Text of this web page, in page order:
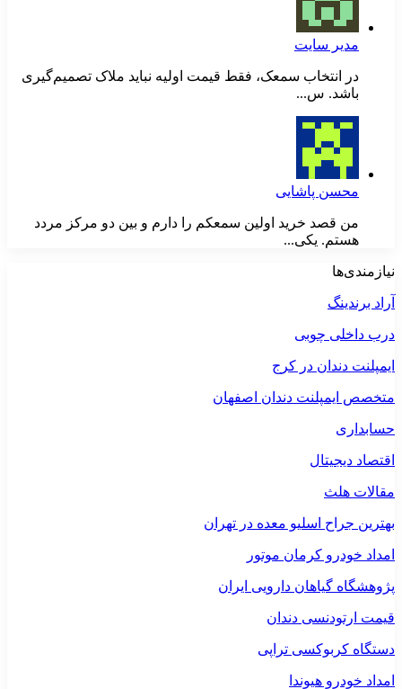
مدیر سایت
در انتخاب سمعک، فقط قیمت اولیه نباید ملاک تصمیم‌گیری
باشد. س...
محسن پاشایی
من قصد خرید اولین سمعکم را دارم و بین دو مرکز مردد
هستم. یکی...
نیازمندی‌ها
آراد برندینگ
درب داخلی چوبی
ایمپلنت دندان در کرج
متخصص ایمپلنت دندان اصفهان
حسابداری
اقتصاد دیجیتال
مقالات هلث
بهترین جراح اسلیو معده در تهران
امداد خودرو کرمان موتور
پژوهشگاه گیاهان دارویی ایران
قیمت ارتودنسی دندان
دستگاه کربوکسی تراپی
امداد خودرو هیوندا